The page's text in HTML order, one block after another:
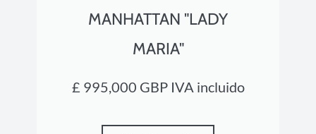
MANHATTAN "LADY
MARIA"
£ 995,000 GBP IVA incluido